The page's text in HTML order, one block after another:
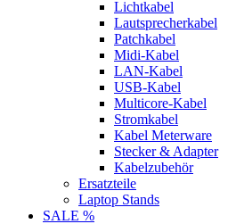
Lichtkabel
Lautsprecherkabel
Patchkabel
Midi-Kabel
LAN-Kabel
USB-Kabel
Multicore-Kabel
Stromkabel
Kabel Meterware
Stecker & Adapter
Kabelzubehör
Ersatzteile
Laptop Stands
SALE %